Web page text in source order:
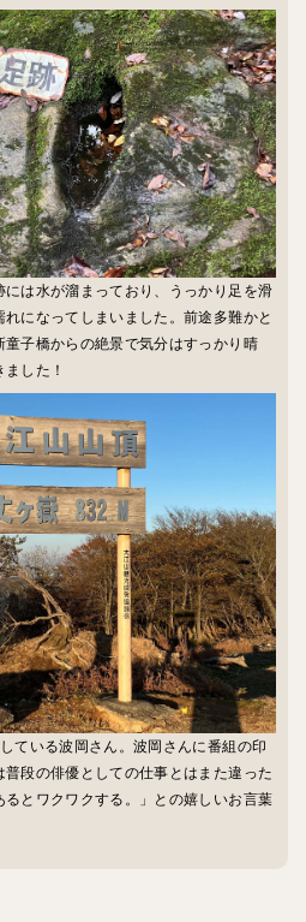
は水が溜まっており、うっかり足を滑
になってしまいました。前途多難かと
子橋からの絶景で気分はすっかり晴
した！
ている波岡さん。波岡さんに番組の印
段の俳優としての仕事とはまた違った
とワクワクする。」との嬉しいお言葉